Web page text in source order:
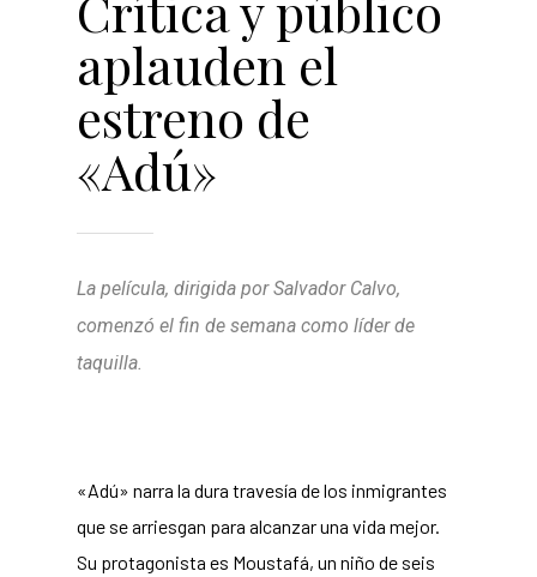
aplauden el
estreno de
«Adú»
La película, dirigida por Salvador Calvo,
comenzó el fin de semana como líder de
taquilla.
«Adú» narra la dura travesía de los inmigrantes
que se arriesgan para alcanzar una vida mejor.
Su protagonista es Moustafá, un niño de seis